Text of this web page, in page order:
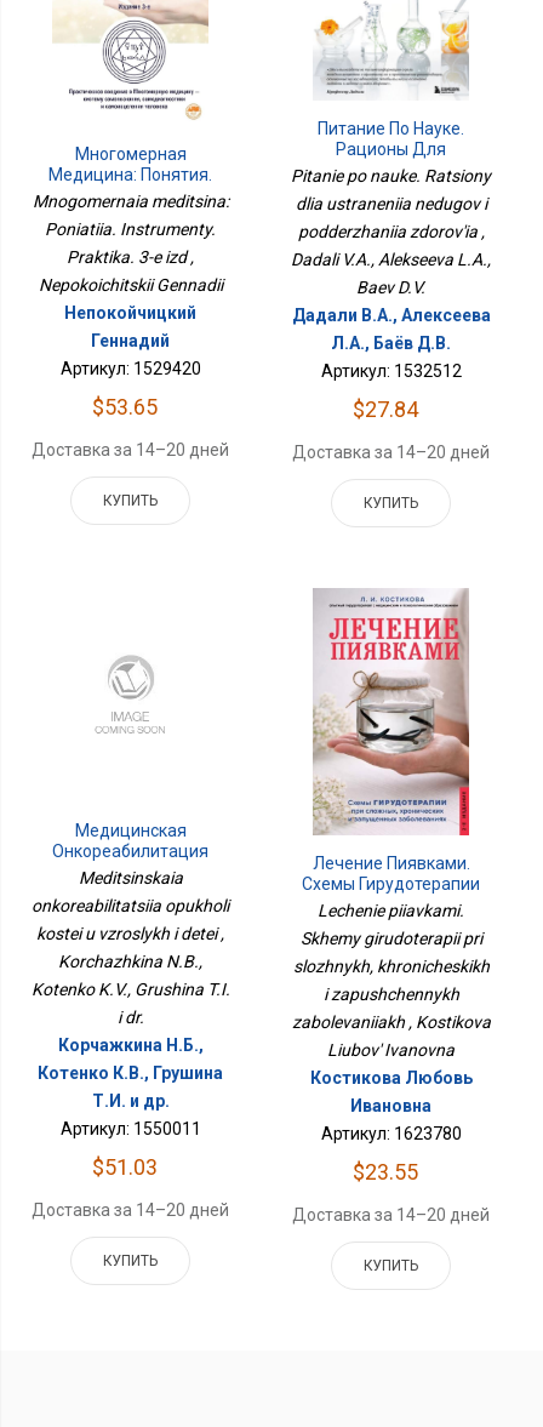
Многомерная
Медицина: Понятия.
Инструменты. Практика.
Mnogomernaia meditsina:
Poniatiia. Instrumenty.
Praktika. 3-e izd ,
Nepokoichitskii Gennadii
Непокойчицкий
Геннадий
Артикул: 1529420
$53.65
Доставка за 14–20 дней
КУПИТЬ
Питание По Науке.
Рационы Для
Устранения Недугов И
Поддержания Здоровья
Pitanie po nauke. Ratsiony
dlia ustraneniia nedugov i
podderzhaniia zdorov'ia ,
Dadali V.A., Alekseeva L.A.,
Baev D.V.
Дадали В.А., Алексеева
Л.А., Баёв Д.В.
Артикул: 1532512
$27.84
Доставка за 14–20 дней
КУПИТЬ
Медицинская
Онкореабилитация
Опухоли Костей У
Meditsinskaia
onkoreabilitatsiia opukholi
kostei u vzroslykh i detei ,
Korchazhkina N.B.,
Kotenko K.V., Grushina T.I.
i dr.
Корчажкина Н.Б.,
Котенко К.В., Грушина
Т.И. и др.
Артикул: 1550011
$51.03
Доставка за 14–20 дней
КУПИТЬ
Лечение Пиявками.
Схемы Гирудотерапии
При Сложных,
Хронических И
Запущенных
Заболеваниях
Lechenie piiavkami.
Skhemy girudoterapii pri
slozhnykh, khronicheskikh
i zapushchennykh
zabolevaniiakh , Kostikova
Liubov' Ivanovna
Костикова Любовь
Ивановна
Артикул: 1623780
$23.55
Доставка за 14–20 дней
КУПИТЬ